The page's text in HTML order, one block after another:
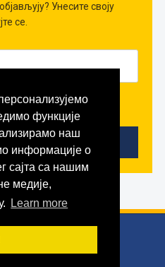
функције
наш
информације о
сајта са нашим
медије,
Learn more
Унесите своју
се.
Математика